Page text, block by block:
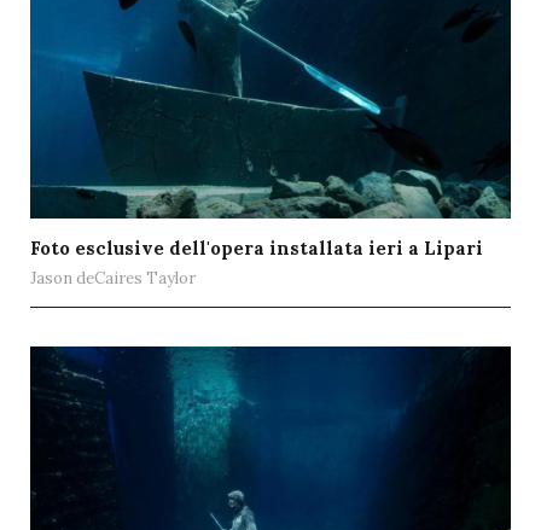
Foto esclusive dell'opera installata ieri a Lipari
Jason deCaires Taylor